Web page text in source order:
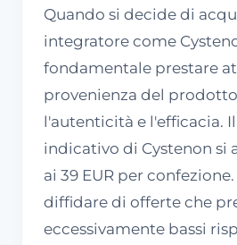
Quando si decide di
integratore come
fondamentale prestare
provenienza del
l'autenticità e l'efficacia.
indicativo di Cystenon si
ai 39 EUR per
diffidare di offerte che
eccessivamente bassi